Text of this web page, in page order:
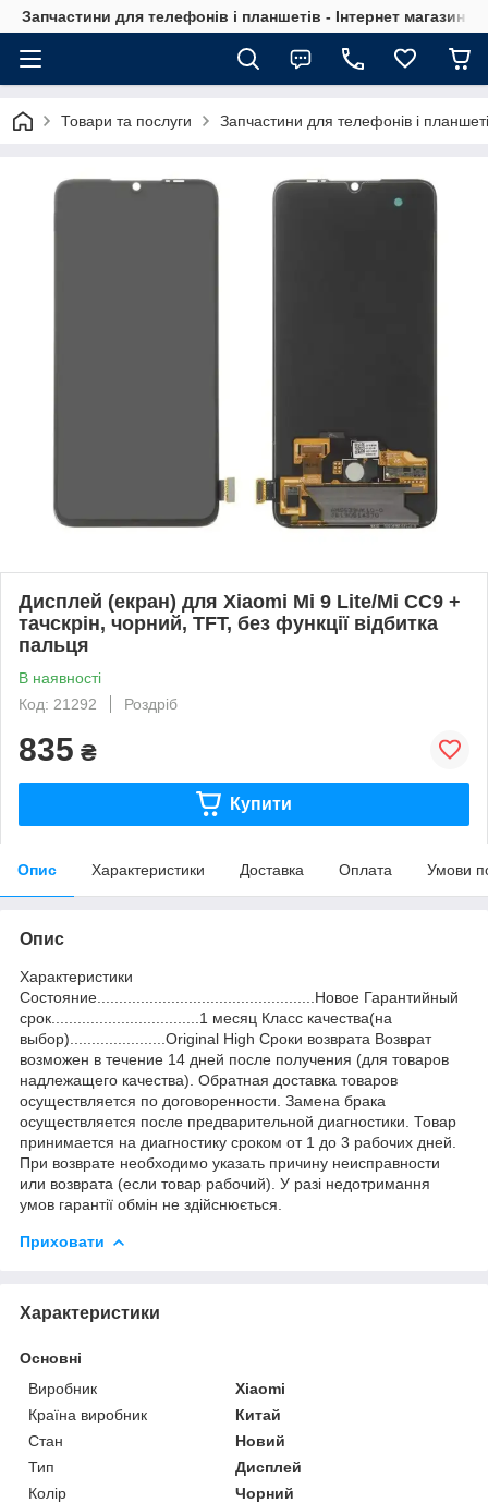
Запчастини для телефонів і планшетів - Інтернет магазин
Товари та послуги Запчастини для телефонів і
Дисплей (екран) для Xiaomi Mi 9 Lite/Mi CC9 +
тачскрін, чорний, TFT, без функції відбитка
пальця
В наявності
Код: 21292
Роздріб
835 ₴
Купити
Опис Характеристики Доставка Оплата Умови
Опис
Характеристики
Состояние..................................................Новое Гарантийный
срок..................................1 месяц Класс качества(на
выбор)......................Original High Сроки возврата Возврат
возможен в течение 14 дней после получения (для товаров
надлежащего качества). Обратная доставка товаров
осуществляется по договоренности. Замена брака
осуществляется после предварительной диагностики. Товар
принимается на диагностику сроком от 1 до 3 рабочих дней.
При возврате необходимо указать причину неисправности
или возврата (если товар рабочий). У разі недотримання
умов гарантії обмін не здійснюється.
Приховати
Характеристики
Основні
Виробник
Xiaomi
Країна виробник
Китай
Стан
Новий
Тип
Дисплей
Колір
Чорний